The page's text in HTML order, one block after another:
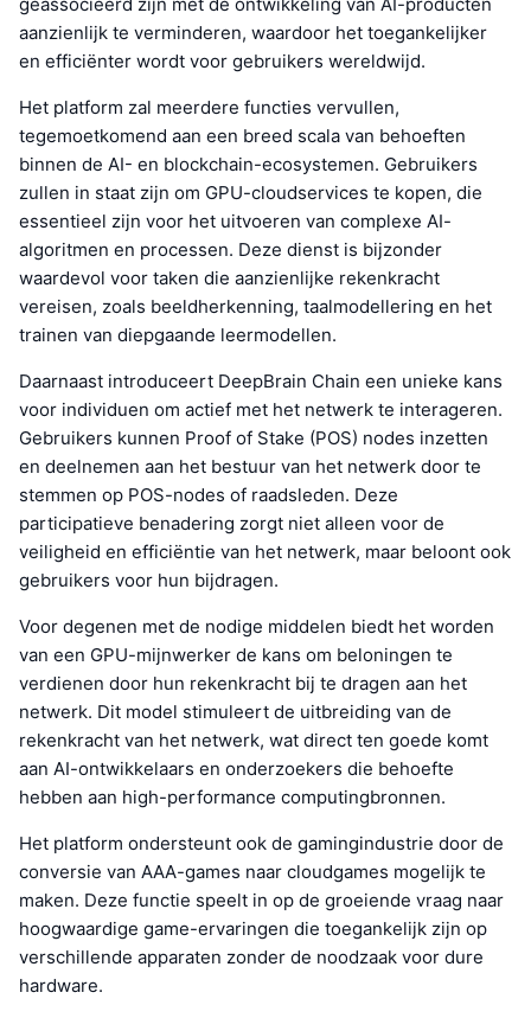
aanzienlijk te verminderen, waardoor het toegankelijker
en efficiënter wordt voor gebruikers wereldwijd.
Het platform zal meerdere functies vervullen,
tegemoetkomend aan een breed scala van behoeften
binnen de AI- en blockchain-ecosystemen. Gebruikers
zullen in staat zijn om GPU-cloudservices te kopen, die
essentieel zijn voor het uitvoeren van complexe AI-
algoritmen en processen. Deze dienst is bijzonder
waardevol voor taken die aanzienlijke rekenkracht
vereisen, zoals beeldherkenning, taalmodellering en het
trainen van diepgaande leermodellen.
Daarnaast introduceert DeepBrain Chain een unieke kans
voor individuen om actief met het netwerk te interageren.
Gebruikers kunnen Proof of Stake (POS) nodes inzetten
en deelnemen aan het bestuur van het netwerk door te
stemmen op POS-nodes of raadsleden. Deze
participatieve benadering zorgt niet alleen voor de
veiligheid en efficiëntie van het netwerk, maar beloont ook
gebruikers voor hun bijdragen.
Voor degenen met de nodige middelen biedt het worden
van een GPU-mijnwerker de kans om beloningen te
verdienen door hun rekenkracht bij te dragen aan het
netwerk. Dit model stimuleert de uitbreiding van de
rekenkracht van het netwerk, wat direct ten goede komt
aan AI-ontwikkelaars en onderzoekers die behoefte
hebben aan high-performance computingbronnen.
Het platform ondersteunt ook de gamingindustrie door de
conversie van AAA-games naar cloudgames mogelijk te
maken. Deze functie speelt in op de groeiende vraag naar
hoogwaardige game-ervaringen die toegankelijk zijn op
verschillende apparaten zonder de noodzaak voor dure
hardware.